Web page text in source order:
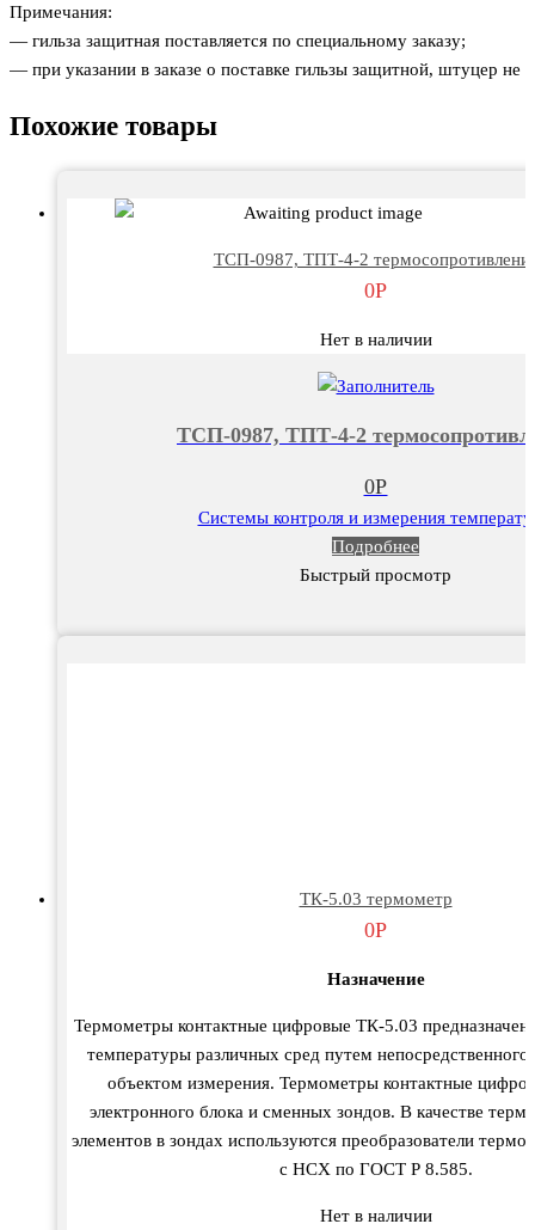
Примечания:
— гильза защитная поставляется по специальному заказу;
— при указании в заказе о поставке гильзы защитной, штуцер не
Похожие товары
ТСП-0987, ТПТ-4-2
0Р
Нет в наличии
ТСП-0987, ТПТ-4-2
0Р
Системы контроля и измерения
Подробнее
Быстрый просмотр
ТК-5.03 термометр
0Р
Назначение
Термометры контактные цифровые ТК-5.03
температуры различных сред путем непосредственного
объектом измерения. Термометры контактные
электронного блока и сменных зондов. В качестве
элементов в зондах используются преобразователи
с НСХ по ГОСТ Р 8.585.
Нет в наличии